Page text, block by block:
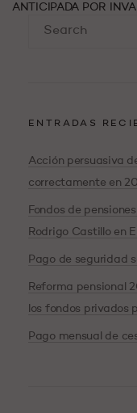
ANTICIPADA POR
ENTRADAS
Acción persuasiva
correctamente en
Fondos de
Rodrigo Castillo en
Pago de seguridad
Reforma pensional
los fondos privados
Pago mensual de